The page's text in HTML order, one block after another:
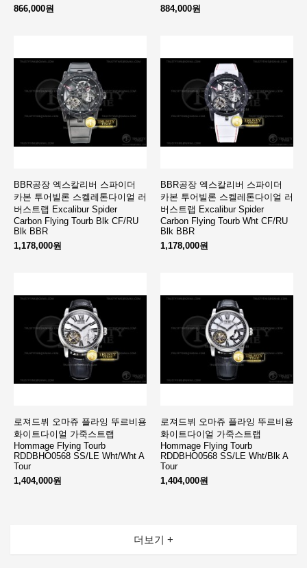
866,000원
884,000원
BBR공장 엑스칼리버 스파이더
카본 투어빌론 스켈레톤다이얼 러
버스트랩 Excalibur Spider
Carbon Flying Tourb Blk CF/RU
Blk BBR
1,178,000원
BBR공장 엑스칼리버 스파이더
카본 투어빌론 스켈레톤다이얼 러
버스트랩 Excalibur Spider
Carbon Flying Tourb Wht CF/RU
Blk BBR
1,178,000원
로져드뷔 오마쥬 플라잉 뚜르비용
화이트다이얼 가죽스트랩
Hommage Flying Tourb
RDDBHO0568 SS/LE Wht/Wht A
Tour
1,404,000원
로져드뷔 오마쥬 플라잉 뚜르비용
화이트다이얼 가죽스트랩
Hommage Flying Tourb
RDDBHO0568 SS/LE Wht/Blk A
Tour
1,404,000원
더보기 +